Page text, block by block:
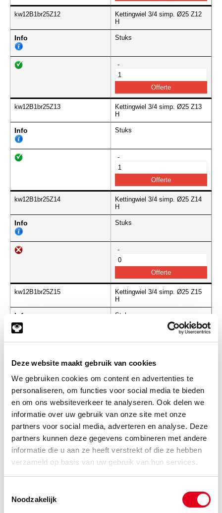
Deze website maakt gebruik van cookies
We gebruiken cookies om content en advertenties te
personaliseren, om functies voor social media te bieden
en om ons websiteverkeer te analyseren. Ook delen we
informatie over uw gebruik van onze site met onze
partners voor social media, adverteren en analyse. Deze
partners kunnen deze gegevens combineren met andere
informatie die u aan ze heeft verstrekt of die ze hebben
verzameld op basis van uw gebruik van hun services.
Noodzakelijk
kw12B1br25Z12
Kettingwiel 3/4 simp. Ø25 Z12
H
Info Stuks
-
kw12B1br25Z13
Kettingwiel 3/4 simp. Ø25 Z13
H
Info Stuks
-
kw12B1br25Z14
Kettingwiel 3/4 simp. Ø25 Z14
H
Info Stuks
-
kw12B1br25Z15
Kettingwiel 3/4 simp. Ø25 Z15
H
Info Stuks
-
kw12B1br25Z16
H
Stuks
kw12B1br25Z17
Kettingwiel 3/4 simp. Ø25 Z17
Info